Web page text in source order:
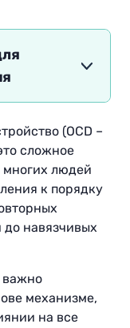
(OCD –
сложное
многих людей
к порядку
навязчивых
важно
механизме,
на все